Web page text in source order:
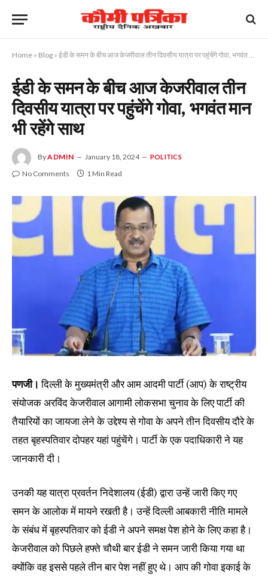
Home » Blog » ईडी के समन के बीच आज केजरीवाल तीन दिवसीय यात्रा पर पहुंचेंगे गोवा, भगवंत मान भी रहेंगे साथ
ईडी के समन के बीच आज केजरीवाल तीन
दिवसीय यात्रा पर पहुंचेंगे गोवा, भगवंत मान
भी रहेंगे साथ
ByADMIN January 18, 2024 POLITICS
No Comments 1 Min Read
पणजी। दिल्ली के मुख्यमंत्री और आम आदमी पार्टी (आप) के राष्ट्रीय
संयोजक अरविंद केजरीवाल आगामी लोकसभा चुनाव के लिए पार्टी की
तैयारियों का जायजा लेने के उद्देश्य से गोवा के अपने तीन दिवसीय दौरे के
तहत बृहस्पतिवार दोपहर यहां पहुंचेंगे। पार्टी के एक पदाधिकारी ने यह
जानकारी दी।
उनकी यह यात्रा प्रवर्तन निदेशालय (ईडी) द्वारा उन्हें जारी किए गए
समन के आलोक में मायने रखती है। उन्हें दिल्ली आबकारी नीति मामले
के संबंध में बृहस्पतिवार को ईडी ने अपने समक्ष पेश होने के लिए कहा है।
केजरीवाल को पिछले हफ्ते चौथी बार ईडी ने समन जारी किया गया था
क्योंकि वह इससे पहले तीन बार पेश नहीं हुए थे। आप की गोवा इकाई के